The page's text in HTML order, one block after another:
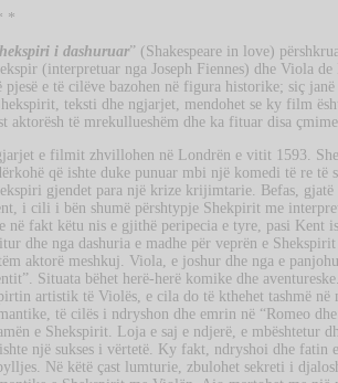
*
i dashuruar” (Shakespeare in love)
(interpretuar nga Joseph Fiennes) dhe Viola
pjesë e të cilëve bazohen në figura historike; siç
teksti dhe ngjarjet, mendohet se ky film
aktorësh të mrekullueshëm dhe ka fituar disa
e filmit zhvillohen në Londrën e vitit 1593.
që ishte duke punuar mbi një komedi të re
gjendet para një krize krijimtarie. Befas,
i cili i bën shumë përshtypje Shekpirit me
në fakt këtu nis e gjithë peripecia e tyre, pasi Kent
dhe nga dashuria e madhe për veprën e
aktorë meshkuj. Viola, e joshur dhe nga e
Situata bëhet herë-herë komike dhe
artistik të Violës, e cila do të kthehet tashmë
të cilës i ndryshon dhe emrin në “Romeo
e Shekspirit. Loja e saj e ndjerë, e mbështetur
një sukses i vërtetë. Ky fakt, ndryshoi dhe
Në këtë çast lumturie, zbulohet sekreti i